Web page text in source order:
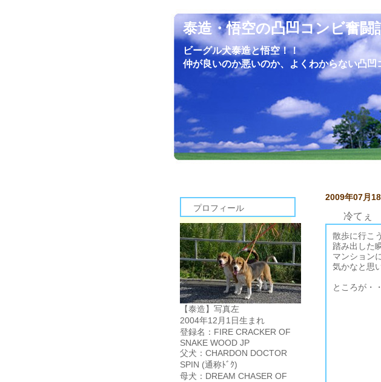
泰造・悟空の凸凹コンビ奮闘
ビーグル犬泰造と悟空！！
仲が良いのか悪いのか、よくわからない凸
プロフィール
【泰造】写真左
2004年12月1日生まれ
登録名：FIRE CRACKER OF
SNAKE WOOD JP
父犬：CHARDON DOCTOR
SPIN (通称ﾄﾞｸ)
母犬：DREAM CHASER OF
2009年07月18
冷てぇ
散歩に行こ
踏み出した
マンション
気かなと思
ところが・